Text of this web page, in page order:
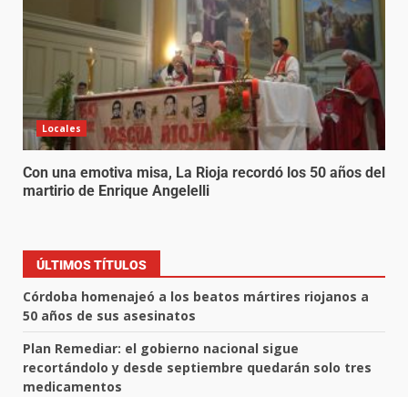
Locales
Con una emotiva misa, La Rioja recordó los 50 años del
martirio de Enrique Angelelli
ÚLTIMOS TÍTULOS
Córdoba homenajeó a los beatos mártires riojanos a
50 años de sus asesinatos
Plan Remediar: el gobierno nacional sigue
recortándolo y desde septiembre quedarán solo tres
medicamentos